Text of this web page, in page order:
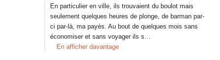
En particulier en ville, ils trouvaient du boulot mais
seulement quelques heures de plonge, de barman par-
ci par-là, ma payés. Au bout de quelques mois sans
économiser et sans voyager ils s…
En afficher davantage